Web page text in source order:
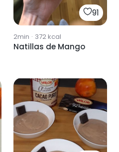
91
2min · 372kcal
Natillas de Mango